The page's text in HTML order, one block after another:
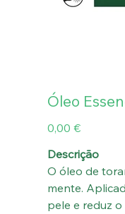
Óleo
Preço
0,00 €
Descrição
O óleo de
mente.
pele e reduz o